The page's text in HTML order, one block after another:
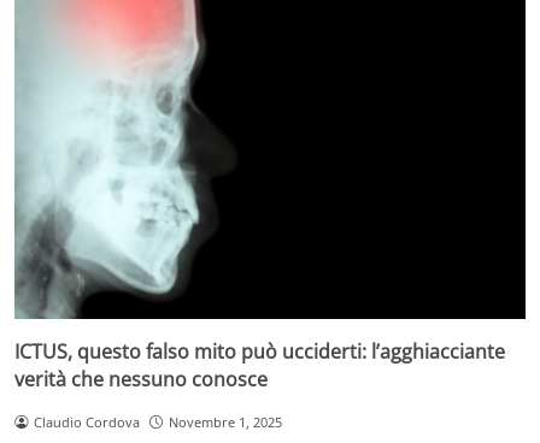
ICTUS, questo falso mito può ucciderti: l’agghiacciante
verità che nessuno conosce
Claudio Cordova Novembre 1, 2025